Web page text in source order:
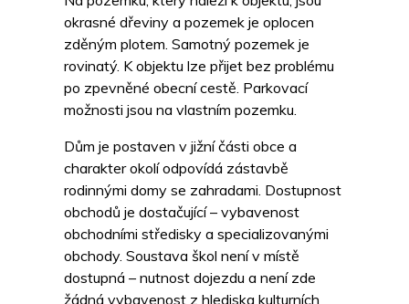
okrasné dřeviny a pozemek je oplocen
zděným plotem. Samotný pozemek je
rovinatý. K objektu lze přijet bez problému
po zpevněné obecní cestě. Parkovací
možnosti jsou na vlastním pozemku.
Dům je postaven v jižní části obce a
charakter okolí odpovídá zástavbě
rodinnými domy se zahradami. Dostupnost
obchodů je dostačující – vybavenost
obchodními středisky a specializovanými
obchody. Soustava škol není v místě
dostupná – nutnost dojezdu a není zde
žádná vybavenost z hlediska kulturních